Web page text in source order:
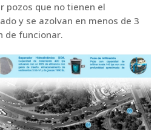
pozos que no tienen el
y se azolvan en menos de 3
de funcionar.